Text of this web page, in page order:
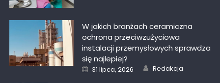
W jakich branżach ceramiczna
ochrona przeciwzużyciowa
instalacji przemysłowych sprawdza
się najlepiej?
Posted
on
31 lipca, 2026 Author
Redakcja